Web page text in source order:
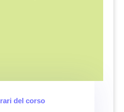
del corso